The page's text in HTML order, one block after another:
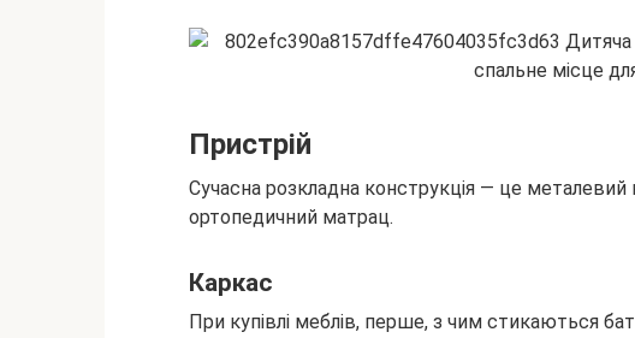
Пристрій
Сучасна розкладна конструкція — це металевий
ортопедичний матрац.
Каркас
При купівлі меблів, перше, з чим стикаються